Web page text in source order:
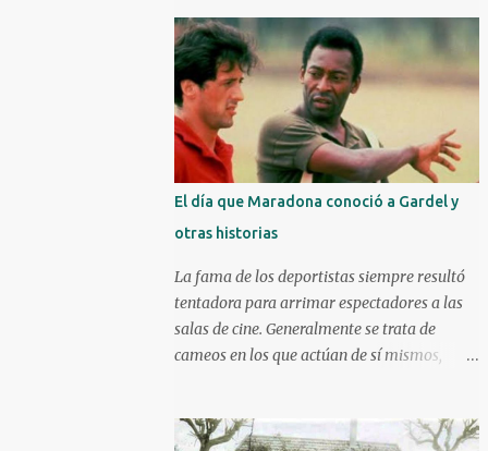
El día que Maradona conoció a Gardel y
otras historias
La fama de los deportistas siempre resultó
tentadora para arrimar espectadores a las
salas de cine. Generalmente se trata de
cameos en los que actúan de sí mismos,
victoria de 1982 con figuras como Silvester